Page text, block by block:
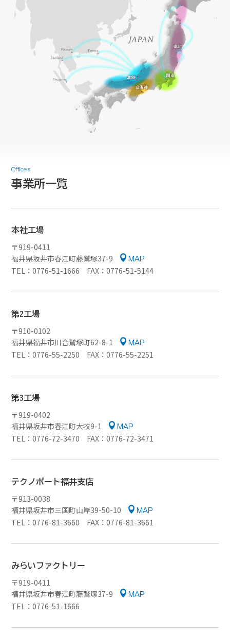
Offices
事業所一覧
本社工場
〒919-0411
福井県坂井市春江町藤鷲塚37-9
MAP
TEL：0776-51-1666 FAX：0776-51-5144
第2工場
〒910-0102
福井県福井市川合鷲塚町62-8-1
MAP
TEL：0776-55-2250 FAX：0776-55-2251
第3工場
〒919-0402
福井県坂井市春江町大牧9-1
MAP
TEL：0776-72-3470 FAX：0776-72-3471
テクノポート福井支店
〒913-0038
福井県坂井市三国町山岸39-50-10
MAP
TEL：0776-81-3660 FAX：0776-81-3661
みらいファクトリー
〒919-0411
福井県坂井市春江町藤鷲塚37-9
MAP
TEL：0776-51-1666